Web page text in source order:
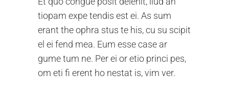
tiopam expe tendis est ei. As sum
erant the ophra stus te his, cu su scipit
el ei fend mea. Eum esse case ar
gume tum ne. Per ei or etio princi pes,
om eti fi erent ho nestat is, vim ver.